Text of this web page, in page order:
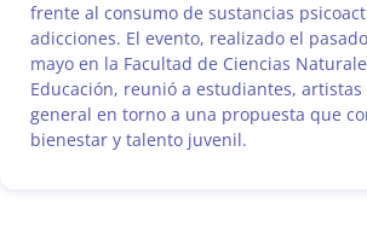
frente al consumo de sustancias
adicciones. El evento, realizado el
mayo en la Facultad de Ciencias
Educación, reunió a estudiantes,
general en torno a una propuesta que
bienestar y talento juvenil.